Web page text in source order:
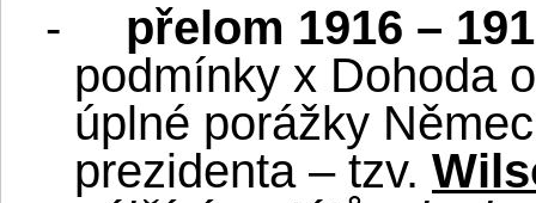
-
přelom 1916 –
podmínky x Dohoda
úplné porážky
prezidenta – tzv.